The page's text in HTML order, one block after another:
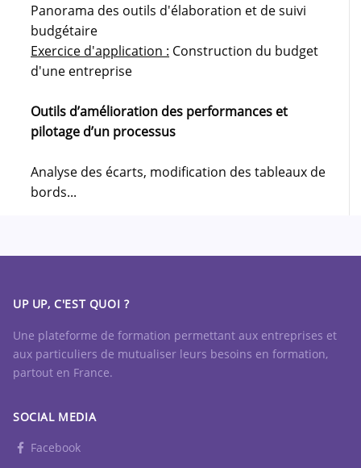
Panorama des outils d'élaboration et de suivi
budgétaire
Exercice d'application : Construction du budget
d'une entreprise
Outils d’amélioration des performances et
pilotage d’un processus
Analyse des écarts, modification des tableaux de
bords...
UP UP, C'EST QUOI ?
Une plateforme de formation permettant aux entreprises et
aux particuliers de mutualiser leurs besoins en formation,
partout en France.
SOCIAL MEDIA
Facebook